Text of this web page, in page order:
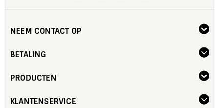
NEEM CONTACT OP
BETALING
PRODUCTEN
KLANTENSERVICE